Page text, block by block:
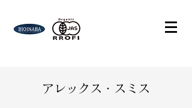
アレックス・スミス